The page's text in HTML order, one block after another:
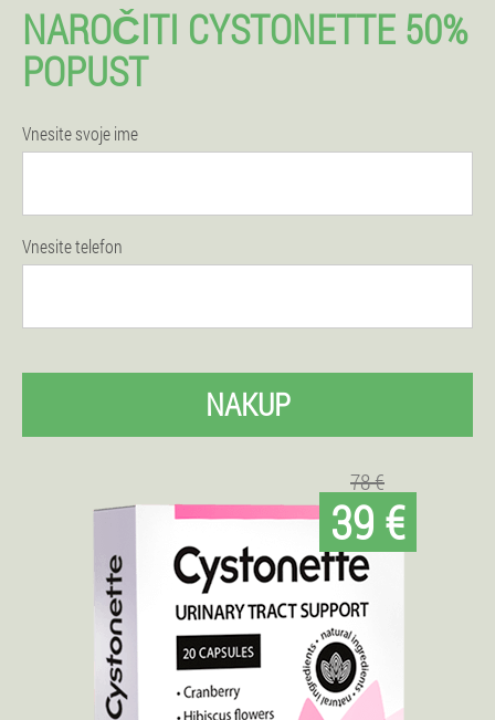
NAROČITI CYSTONETTE 50%
POPUST
Vnesite svoje ime
Vnesite telefon
NAKUP
78 €
39 €